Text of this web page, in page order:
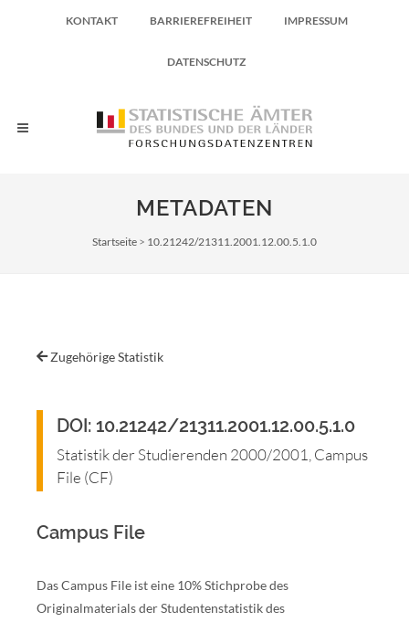
KONTAKT BARRIEREFREIHEIT IMPRESSUM
DATENSCHUTZ
METADATEN
Pfadnavigation
Startseite 10.21242/21311.2001.12.00.5.1.0
Zugehörige Statistik
DOI: 10.21242/21311.2001.12.00.5.1.0
Statistik der Studierenden 2000/2001, Campus
File (CF)
Campus File
Das Campus File ist eine 10% Stichprobe des
Originalmaterials der Studentenstatistik des